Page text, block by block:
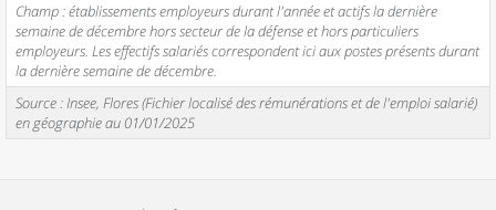
Champ : établissements employeurs durant l'année et actifs la dernière
semaine de décembre hors secteur de la défense et hors particuliers
employeurs. Les effectifs salariés correspondent ici aux postes présents durant
la dernière semaine de décembre.
Source : Insee, Flores (Fichier localisé des rémunérations et de l'emploi salarié)
en géographie au 01/01/2025